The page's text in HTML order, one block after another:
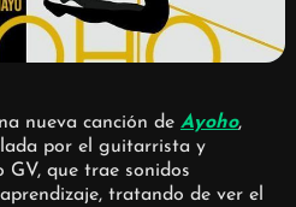
nueva canción de Ayoho,
por el guitarrista y
que trae sonidos
tratando de ver el